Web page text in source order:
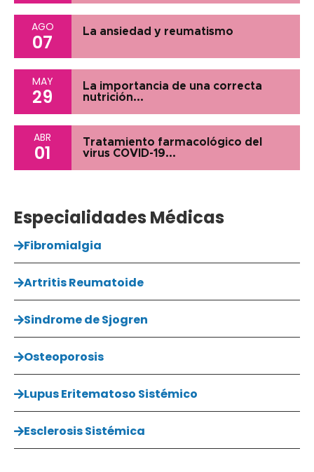
AGO
07 La ansiedad y reumatismo
MAY
29
La importancia de una correcta
nutrición...
ABR
01
Tratamiento farmacológico del
virus COVID-19...
Especialidades Médicas
Fibromialgia
Artritis Reumatoide
Sindrome de Sjogren
Osteoporosis
Lupus Eritematoso Sistémico
Esclerosis Sistémica